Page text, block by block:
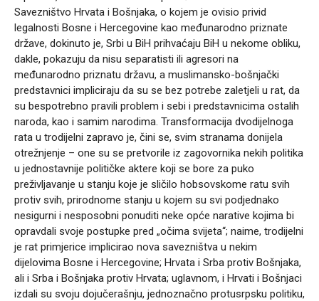
Savezništvo Hrvata i Bošnjaka, o kojem je ovisio privid
legalnosti Bosne i Hercegovine kao međunarodno priznate
države, dokinuto je, Srbi u BiH prihvaćaju BiH u nekome obliku,
dakle, pokazuju da nisu separatisti ili agresori na
međunarodno priznatu državu, a muslimansko-bošnjački
predstavnici impliciraju da su se bez potrebe zaletjeli u rat, da
su bespotrebno pravili problem i sebi i predstavnicima ostalih
naroda, kao i samim narodima. Transformacija dvodijelnoga
rata u trodijelni zapravo je, čini se, svim stranama donijela
otrežnjenje – one su se pretvorile iz zagovornika nekih politika
u jednostavnije političke aktere koji se bore za puko
preživljavanje u stanju koje je sličilo hobsovskome ratu svih
protiv svih, prirodnome stanju u kojem su svi podjednako
nesigurni i nesposobni ponuditi neke opće narative kojima bi
opravdali svoje postupke pred „očima svijeta“; naime, trodijelni
je rat primjerice implicirao nova savezništva u nekim
dijelovima Bosne i Hercegovine; Hrvata i Srba protiv Bošnjaka,
ali i Srba i Bošnjaka protiv Hrvata; uglavnom, i Hrvati i Bošnjaci
izdali su svoju dojučerašnju, jednoznačno protusrpsku politiku,